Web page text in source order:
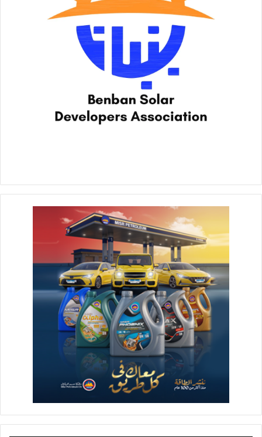
وأضاف أن إستراتيجية الشركة لن تتوقف عند هذا الحد، بل ستمتد
إلى أفق أخري في المستقبل القريب فيما يخص التحويلات وذلك
باستخدام الرقمنة في التحويلات ومحافظ الهواتف المحمولة
مستندين في ذلك على خبرة شركة ويسترن يونيون العالمية وخبرة
وإمكانيات شركائنا ” بنك مصر، البنك الأهلي المصري، وبنك القاهرة”،
مع التأكيد على أن الهدف القومي المنشود هو تحقيق شمولاً مالياً
أكثر عمقاً مما سيكون له مردوداً إيجابياً على اقتصاد الوطن.